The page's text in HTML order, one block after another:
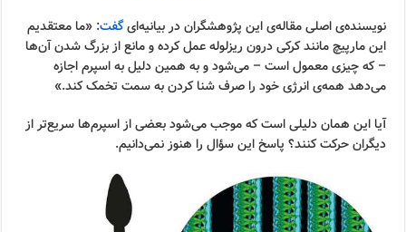
نویسنده‌ی اصلی مقاله‌ی این پژوهشگران در بیانیه‌ایگفت: «ما معتقدیم
این مارپیچ مانند کرکی درون ریزلوله عمل کرده و مانع از بزرگ شدن آن‌ها
– که چیزی معمول است – می‌شود و به همین دلیل به اسپرم اجازه
می‌دهد همه‌ی انرژی خود را صرف شنا کردن به سمت تخمک کند.»
آیا این همان دلیلی است که موجب می‌شود بعضی از اسپرم‌ها سریع‌تر از
دیگران حرکت کنند؟ پاسخ این سؤال را هنوز نمی‌دانیم.